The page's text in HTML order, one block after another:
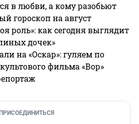
в любви, а кому разобьют
гороскоп на август
роль»: как сегодня выглядит
дочек»
на «Оскар»: гуляем по
фильма «Вор»
ПРИСОЕДИНИТЬСЯ